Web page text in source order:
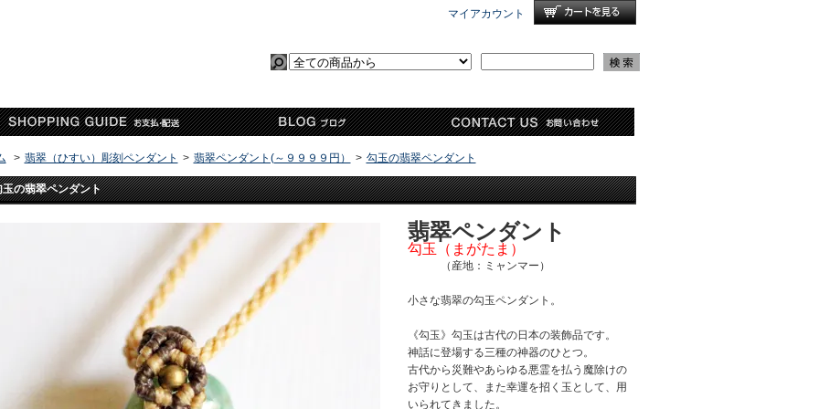
マイアカウント
> 翡翠（ひすい）彫刻ペンダント > 翡翠ペンダント(～９９９９円） > 勾玉の翡翠ペンダント
玉の翡翠ペンダント
翡翠ペンダント
勾玉（まがたま）
（産地：ミャンマー）
小さな翡翠の勾玉ペンダント。
《勾玉》勾玉は古代の日本の装飾品です。
神話に登場する三種の神器のひとつ。
古代から災難やあらゆる悪霊を払う魔除けの
お守りとして、また幸運を招く玉として、用
いられてきました。